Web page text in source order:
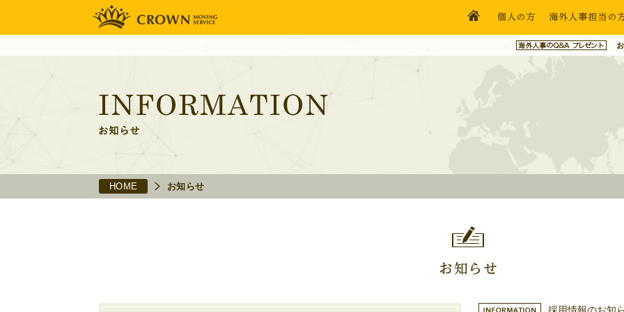
HOME お知らせ